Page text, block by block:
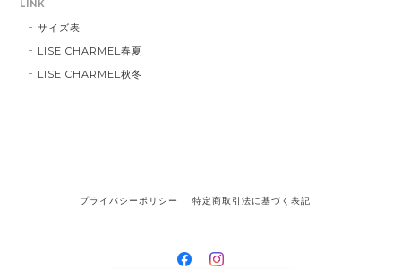
LINK
サイズ表
LISE CHARMEL春夏
LISE CHARMEL秋冬
プライバシーポリシー 特定商取引法に基づく表記